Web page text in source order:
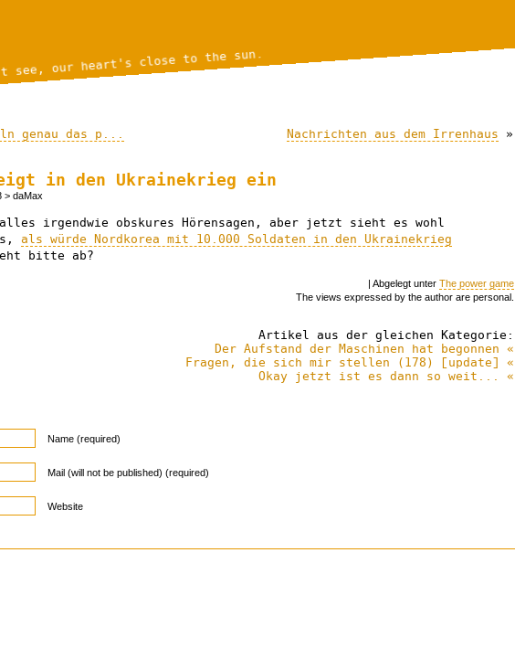
see, our heart's close to the sun.
genau das p... Nachrichten aus dem Irrenhaus »
in den Ukrainekrieg ein
> daMax
irgendwie obskures Hörensagen, aber jetzt sieht es wohl
als würde Nordkorea mit 10.000 Soldaten in den Ukrainekrieg
bitte ab?
| Abgelegt unter The power game
The views expressed by the author are personal.
Artikel aus der gleichen Kategorie:
Der Aufstand der Maschinen hat begonnen «
Fragen, die sich mir stellen (178) [update] «
Okay jetzt ist es dann so weit... «
Name (required)
Mail (will not be published) (required)
Website